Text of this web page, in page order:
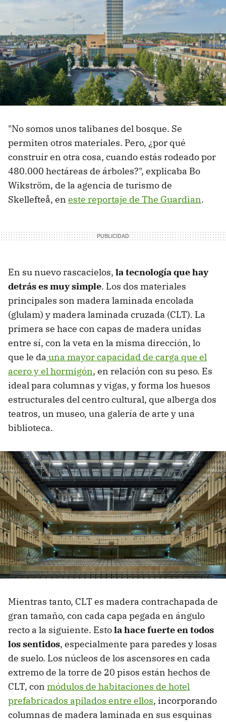
"No somos unos talibanes del bosque. Se
permiten otros materiales. Pero, ¿por qué
construir en otra cosa, cuando estás rodeado por
480.000 hectáreas de árboles?", explicaba Bo
Wikström, de la agencia de turismo de
Skellefteå, en este reportaje de The Guardian.
En su nuevo rascacielos, la tecnología que hay
detrás es muy simple. Los dos materiales
principales son madera laminada encolada
(glulam) y madera laminada cruzada (CLT). La
primera se hace con capas de madera unidas
entre sí, con la veta en la misma dirección, lo
que le da una mayor capacidad de carga que el
acero y el hormigón, en relación con su peso. Es
ideal para columnas y vigas, y forma los huesos
estructurales del centro cultural, que alberga dos
teatros, un museo, una galería de arte y una
biblioteca.
Mientras tanto, CLT es madera contrachapada de
gran tamaño, con cada capa pegada en ángulo
recto a la siguiente. Estola hace fuerte en todos
los sentidos, especialmente para paredes y losas
de suelo. Los núcleos de los ascensores en cada
extremo de la torre de 20 pisos están hechos de
CLT, con módulos de habitaciones de hotel
prefabricados apilados entre ellos, incorporando
columnas de madera laminada en sus esquinas